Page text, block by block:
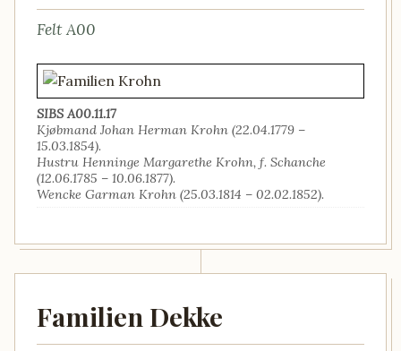
Felt A00
SIBS A00.11.17
Kjøbmand Johan Herman Krohn (22.04.1779 –
15.03.1854).
Hustru Henninge Margarethe Krohn, f. Schanche
(12.06.1785 – 10.06.1877).
Wencke Garman Krohn (25.03.1814 – 02.02.1852).
Familien Dekke